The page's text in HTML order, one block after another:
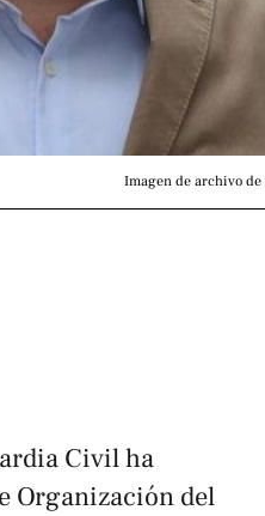
Imagen de archivo de
Civil ha
Organización del